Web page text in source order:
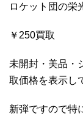
ロケット団の栄
￥250買取
未開封・美品・
取価格を表示し
新弾ですので特